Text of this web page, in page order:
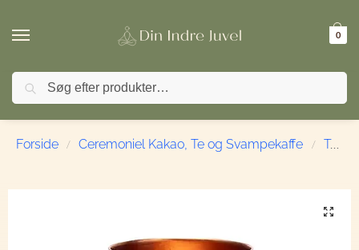
0
🚚 FRI FRAGT ved køb over 499,- | ⭐ TrustPilot 4,9
Forside / Ceremoniel Kakao, Te og Svampekaffe / Tekopper, Krus og Te Tilbehør